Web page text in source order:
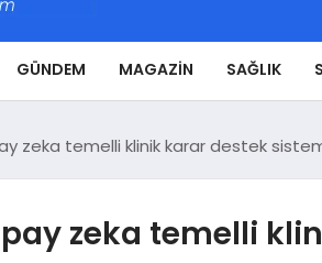
GÜNDEM MAGAZIN SAĞLIK
zeka temelli klinik karar destek
zeka temelli